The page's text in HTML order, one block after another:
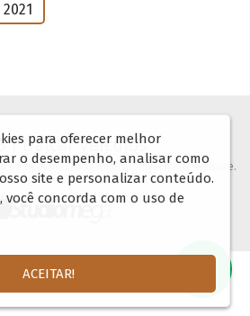
| Dalcar Veículos
de qualquer imagem disponível neste website.
para oferecer melhor
o desempenho, analisar como
site e personalizar conteúdo.
você concorda com o uso de
ACEITAR!